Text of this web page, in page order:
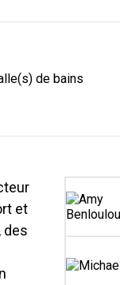
de bains
et
des